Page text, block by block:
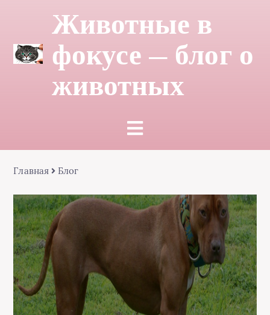
Животные в
фокусе — блог о
животных
Главная Блог